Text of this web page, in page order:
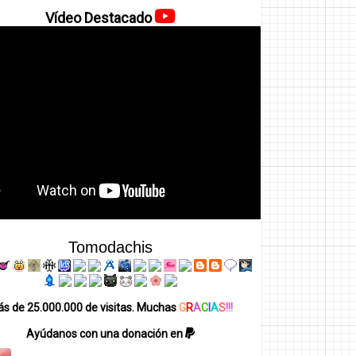
Vídeo Destacado
Tomodachis
de 25.000.000 de visitas. MuchasGRACAS!!!
Ayúdanos con una donación en